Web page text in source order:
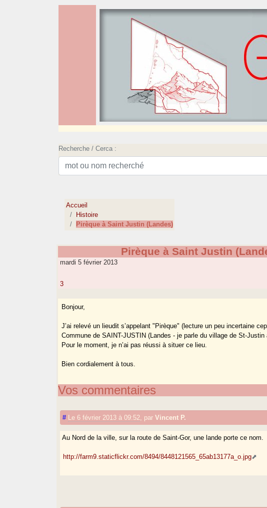
Recherche / Cerca :
Accueil
Histoire
Pirèque à Saint Justin (Landes)
Pirèque à Saint Justin
mardi 5 février 2013
3
Bonjour,
J’ai relevé un lieudit s’appelant "Pirèque" (lecture un peu incertaine
Commune de SAINT-JUSTIN (Landes - je parle du village de St-
Pour le moment, je n’ai pas réussi à situer ce lieu.
Bien cordialement à tous.
Vos commentaires
# Le 6 février 2013 à 09:52 parVincent P.
Au Nord de la ville, sur la route de Saint-Gor, une lande porte ce nom.
http://farm9.staticflickr.com/8494/8448121565_65ab13177a_o.jpg